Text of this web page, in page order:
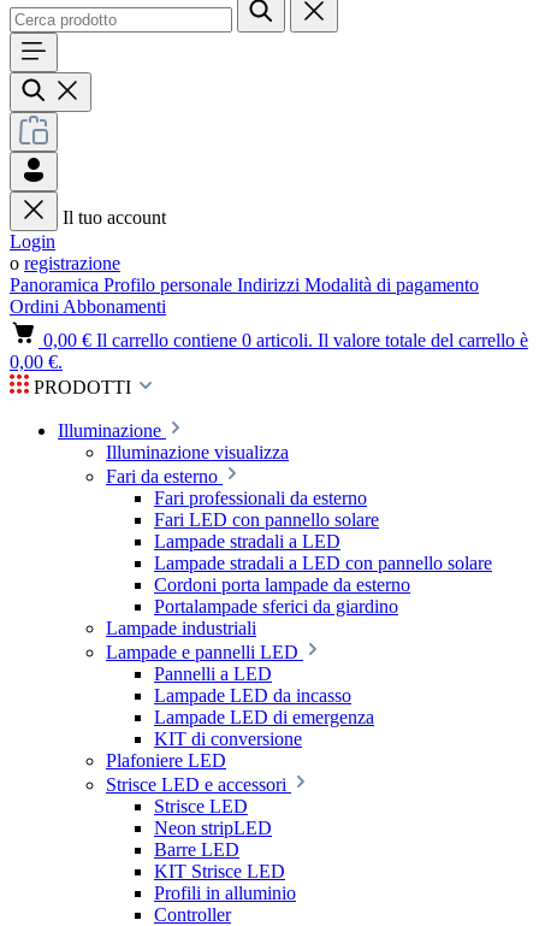
Il tuo account
Login
o registrazione
Panoramica Profilo personale Indirizzi Modalità di pagamento
Ordini Abbonamenti
0,00 € Il carrello contiene 0 articoli. Il valore totale del carrello è
0,00 €.
PRODOTTI
Illuminazione
Illuminazione visualizza
Fari da esterno
Fari professionali da esterno
Fari LED con pannello solare
Lampade stradali a LED
Lampade stradali a LED con pannello solare
Cordoni porta lampade da esterno
Portalampade sferici da giardino
Lampade industriali
Lampade e pannelli LED
Pannelli a LED
Lampade LED da incasso
Lampade LED di emergenza
KIT di conversione
Plafoniere LED
Strisce LED e accessori
Strisce LED
Neon stripLED
Barre LED
KIT Strisce LED
Profili in alluminio
Controller